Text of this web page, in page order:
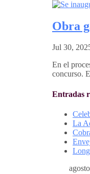
Obra
Jul 30,
En el
concurso.
Entradas
La